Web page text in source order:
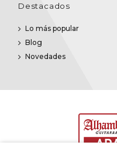
Destacados
Lo más popular
Blog
Novedades